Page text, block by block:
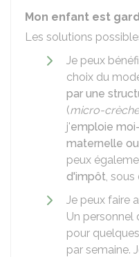
Mon enfant est
Les solutions
Je peux
choix du
par une
(micro-crèche
j'emploie
maternelle
peux
d'impôt,
Je peux faire
Un personnel
pour
par semaine.